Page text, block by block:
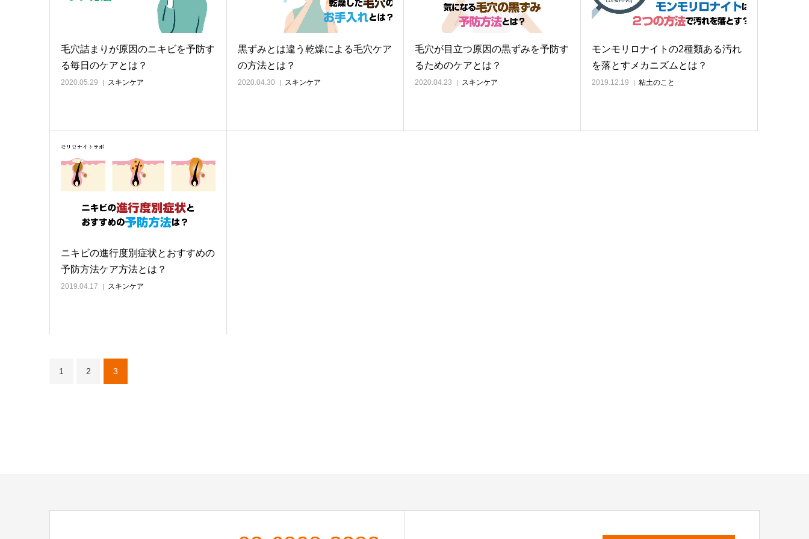
毛穴詰まりが原因のニキビを予防す
る毎日のケアとは？
2020.05.29 スキンケア
黒ずみとは違う乾燥による毛穴ケア
の方法とは？
2020.04.30 スキンケア
毛穴が目立つ原因の黒ずみを予防す
るためのケアとは？
2020.04.23 スキンケア
モンモリロナイトの2種類ある汚れ
を落とすメカニズムとは？
2019.12.19 粘土のこと
ニキビの進行度別症状とおすすめの
予防方法ケア方法とは？
2019.04.17 スキンケア
1 2 3